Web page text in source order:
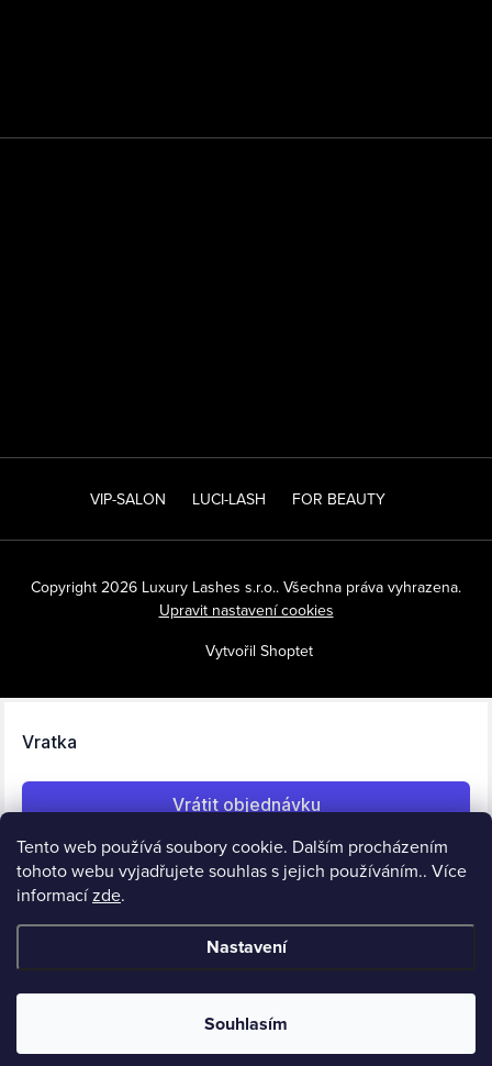
Tento web používá soubory cookie. Dalším procházením
tohoto webu vyjadřujete souhlas s jejich používáním.. Více
informacízde.
Nastavení
Souhlasím
VIP-SALON LUCI-LASH FOR BEAUTY
Vytvořil Shoptet
Copyright 2026 Luxury Lashes s.r.o.. Všechna práva vyhrazena.
Upravit nastavení cookies